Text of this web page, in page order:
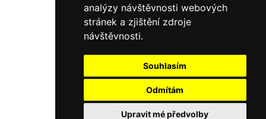
analýzy návštěvnosti webových
stránek a zjištění zdroje
návštěvnosti.
Souhlasím
Odmítám
Upravit mé předvolby